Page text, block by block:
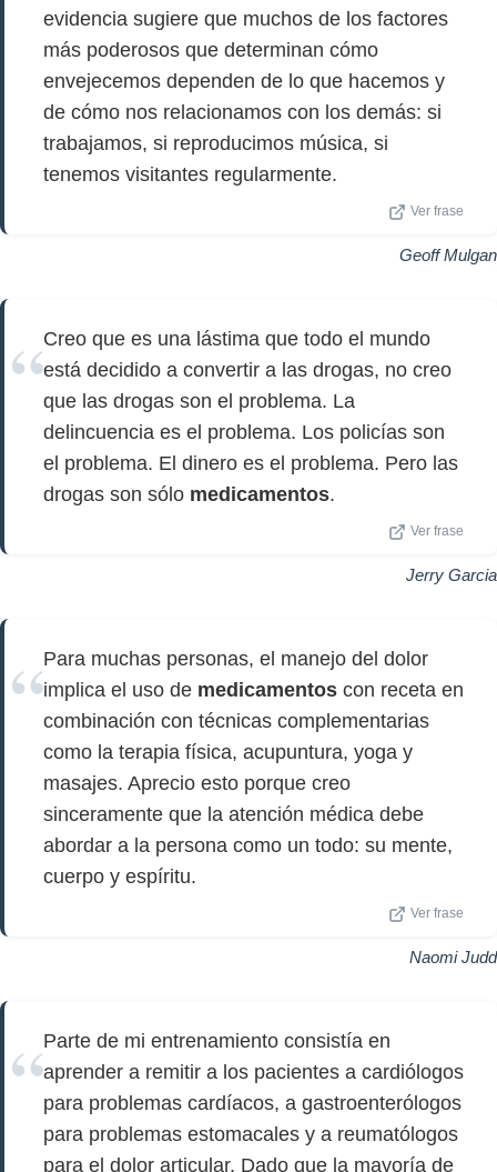
evidencia sugiere que muchos de los factores
más poderosos que determinan cómo
envejecemos dependen de lo que hacemos y
de cómo nos relacionamos con los demás: si
trabajamos, si reproducimos música, si
tenemos visitantes regularmente.
Ver frase
Geoff Mulgan
Creo que es una lástima que todo el mundo
está decidido a convertir a las drogas, no creo
que las drogas son el problema. La
delincuencia es el problema. Los policías son
el problema. El dinero es el problema. Pero las
drogas son sólo medicamentos.
Ver frase
Jerry Garcia
Para muchas personas, el manejo del dolor
implica el uso de medicamentos con receta en
combinación con técnicas complementarias
como la terapia física, acupuntura, yoga y
masajes. Aprecio esto porque creo
sinceramente que la atención médica debe
abordar a la persona como un todo: su mente,
cuerpo y espíritu.
Ver frase
Naomi Judd
Parte de mi entrenamiento consistía en
aprender a remitir a los pacientes a cardiólogos
para problemas cardíacos, a gastroenterólogos
para problemas estomacales y a reumatólogos
para el dolor articular. Dado que la mayoría de